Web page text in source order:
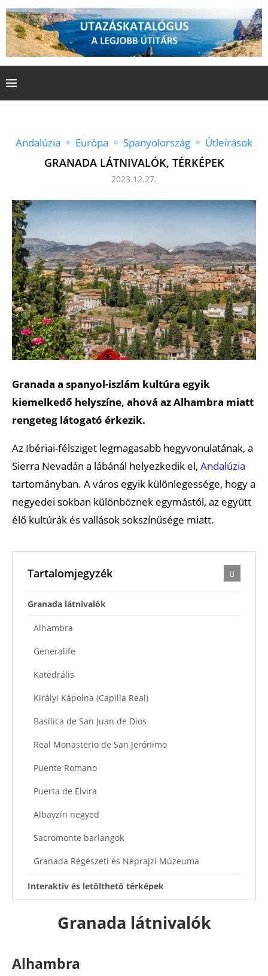
Andalúzia Európa Spanyolország Útleírások
GRANADA LÁTNIVALÓK, TÉRKÉPEK
2023.12.27.
Granada a spanyol-iszlám kultúra egyik
kiemelkedő helyszíne, ahová az Alhambra miatt
rengeteg látogató érkezik.
Az Ibériai-félsziget legmagasabb hegyvonulatának, a
Sierra Nevadán a lábánál helyezkedik el, Andalúzia
tartományban. A város egyik különlegessége, hogy a
negyedei sokban különböznek egymástól, az együtt
élő kultúrák és vallások sokszínűsége miatt.
Tartalomjegyzék
Granada látnivalók
Alhambra
Generalife
Katedrális
Királyi Kápolna (Capilla Real)
Basílica de San Juan de Dios
Real Monasterio de San Jerónimo
Puente Romano
Puerta de Elvira
Albayzín negyed
Sacromonte barlangok
Granada Régészeti és Néprajzi Múzeuma
Interaktív és letölthető térképek
Granada látnivalók
Alhambra